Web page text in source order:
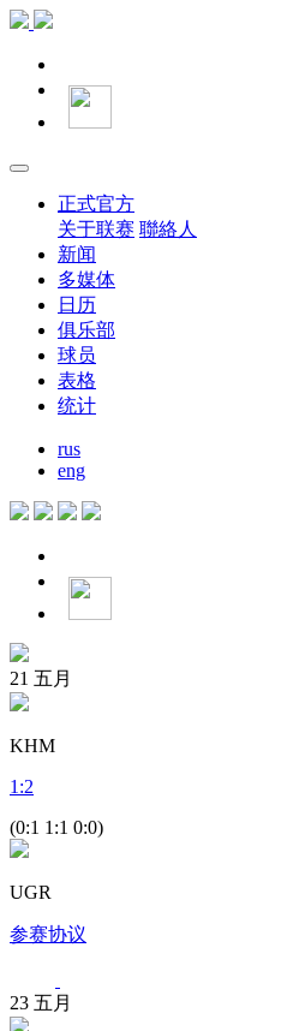
正式官方
关于联赛 聯絡人
新闻
多媒体
日历
俱乐部
球员
表格
统计
rus
eng
21 五月
KHM
1 :2
(0:1 1:1 0:0)
UGR
参赛协议
23 五月